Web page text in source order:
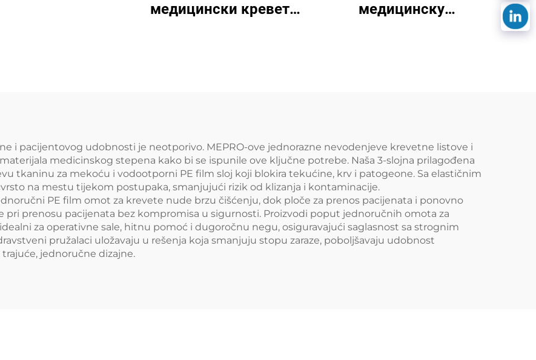
медицински кревет
медицинску
i pacijentovog udobnosti je neotporivo. MEPRO-ove jednorazne nevodenjeve krevetne listove i
medicinskog stepena kako bi se ispunile ove ključne potrebe. Naša 3-slojna prilagođena
tkaninu za mekoću i vodootporni PE film sloj koji blokira tekućine, krv i patogeone. Sa elastičnim
na mestu tijekom postupaka, smanjujući rizik od klizanja i kontaminacije.
PE film omot za krevete nude brzu čišćenju, dok ploče za prenos pacijenata i ponovno
pri prenosu pacijenata bez kompromisa u sigurnosti. Proizvodi poput jednoručnih omota za
za operativne sale, hitnu pomoć i dugoročnu negu, osiguravajući saglasnost sa strognim
pružalaci uložavaju u rešenja koja smanjuju stopu zaraze, poboljšavaju udobnost
jednoručne dizajne.